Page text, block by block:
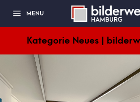
MENU
Kategorie Neues |